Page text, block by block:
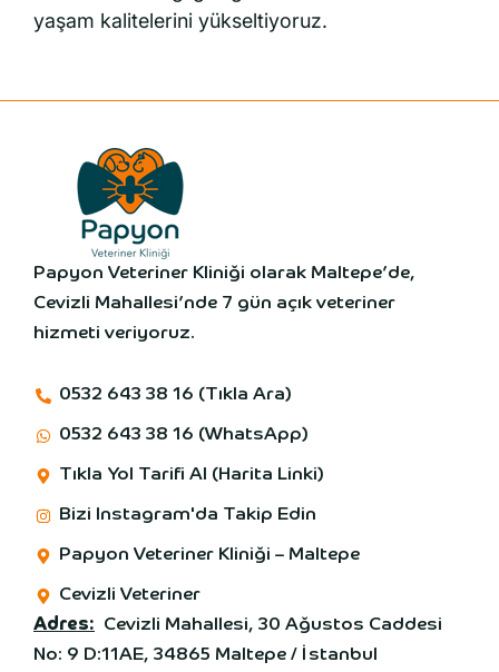
yaşam kalitelerini yükseltiyoruz.
Papyon Veteriner Kliniği olarak Maltepe’de,
Cevizli Mahallesi’nde 7 gün açık veteriner
hizmeti veriyoruz.
0532 643 38 16 (Tıkla Ara)
0532 643 38 16 (WhatsApp)
Tıkla Yol Tarifi Al (Harita Linki)
Bizi Instagram'da Takip Edin
Papyon Veteriner Kliniği – Maltepe
Cevizli Veteriner
Adres: Cevizli Mahallesi, 30 Ağustos Caddesi
No: 9 D:11AE, 34865 Maltepe / İstanbul